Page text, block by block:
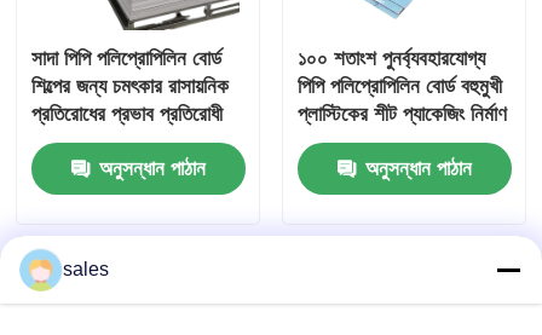
সাদা পিপি পলিপ্রোপিলিন বোর্ড
শিল্পের জন্য চমৎকার রাসায়নিক
প্রতিরোধের প্রভাব প্রতিরোধী
এবং হালকা উপাদান প্রস্তাব
অনুসন্ধান পাঠান
১০০ শতাংশ পুনর্ব্যবহারযোগ্য
পিপি পলিপ্রোপিলিন বোর্ড বহুমুখী
প্লাস্টিকের শীট প্যাকেজিং নির্মাণ
এবং উত্পাদন জন্য আদর্শ
অনুসন্ধান পাঠান
sales